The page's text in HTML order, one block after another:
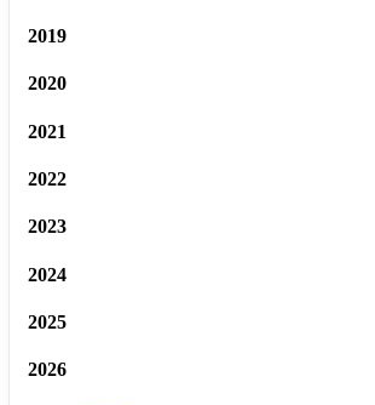
2019
2020
2021
2022
2023
2024
2025
2026